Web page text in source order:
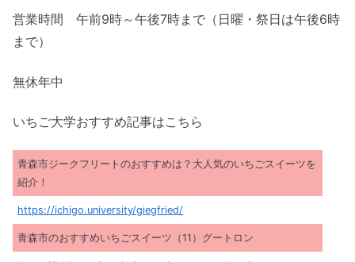
営業時間 午前9時～午後7時まで（日曜・祭日は午後6時
まで）
無休年中
いちご大学おすすめ記事はこちら
青森市ジークフリートのおすすめは？大人気のいちごスイーツを
紹介！
https://ichigo.university/giegfried/
青森市のおすすめいちごスイーツ（11）グートロン